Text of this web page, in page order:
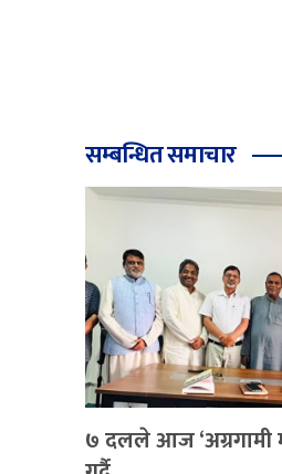
सम्बन्धित समाचार
७ दलले आज ‘अग्रगामी